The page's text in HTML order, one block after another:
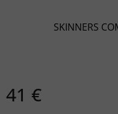
SKINNERS
41 €